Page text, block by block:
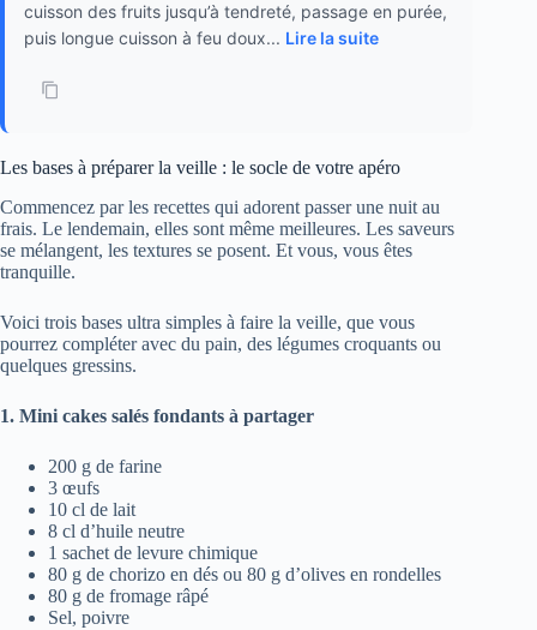
cuisson des fruits jusqu’à tendreté, passage en purée,
puis longue cuisson à feu doux... Lire la suite
Les bases à préparer la veille : le socle de votre apéro
Commencez par les recettes qui adorent passer une nuit au
frais. Le lendemain, elles sont même meilleures. Les saveurs
se mélangent, les textures se posent. Et vous, vous êtes
tranquille.
Voici trois bases ultra simples à faire la veille, que vous
pourrez compléter avec du pain, des légumes croquants ou
quelques gressins.
1. Mini cakes salés fondants à partager
200 g de farine
3 œufs
10 cl de lait
8 cl d’huile neutre
1 sachet de levure chimique
80 g de chorizo en dés ou 80 g d’olives en rondelles
80 g de fromage râpé
Sel, poivre